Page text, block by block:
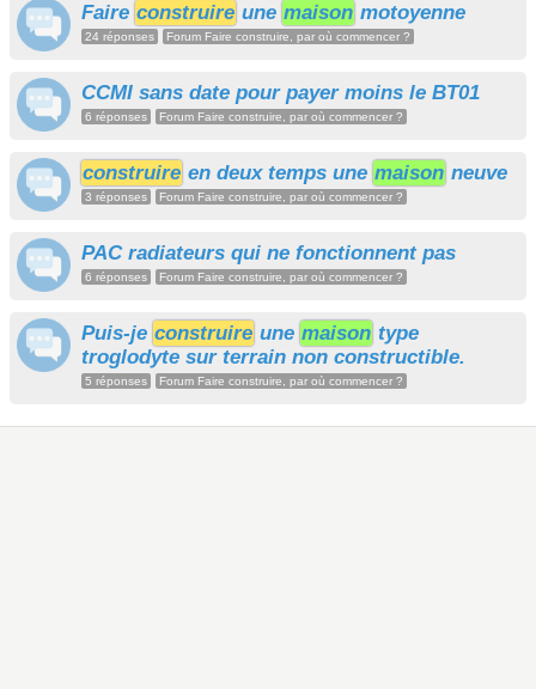
Faire construire une maison motoyenne
24 réponses Forum Faire construire, par où commencer ?
CCMI sans date pour payer moins le BT01
6 réponses Forum Faire construire, par où commencer ?
construire en deux temps une maison neuve
3 réponses Forum Faire construire, par où commencer ?
PAC radiateurs qui ne fonctionnent pas
6 réponses Forum Faire construire, par où commencer ?
Puis-je construire une maison type
troglodyte sur terrain non constructible.
5 réponses Forum Faire construire, par où commencer ?